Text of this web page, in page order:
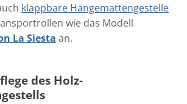
klappbare Hängemattengestelle
wie das Modell
La Siesta an.
des Holz-